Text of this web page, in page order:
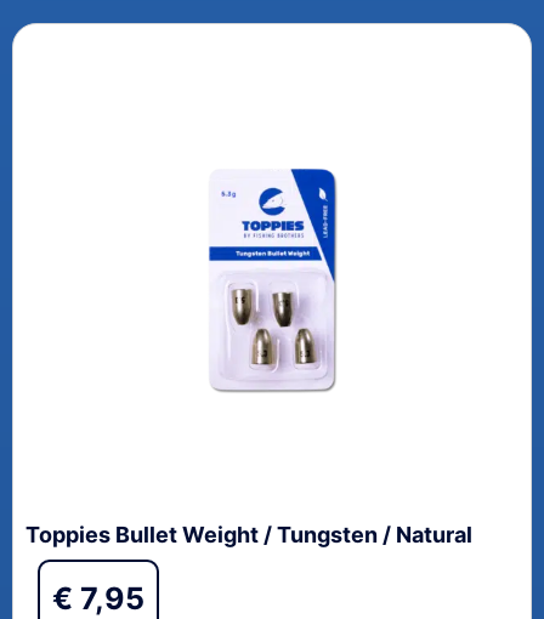
Toppies Bullet Weight / Tungsten / Natural
€ 7,95